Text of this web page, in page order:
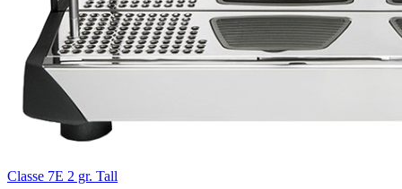
Classe 7E 2 gr. Tall